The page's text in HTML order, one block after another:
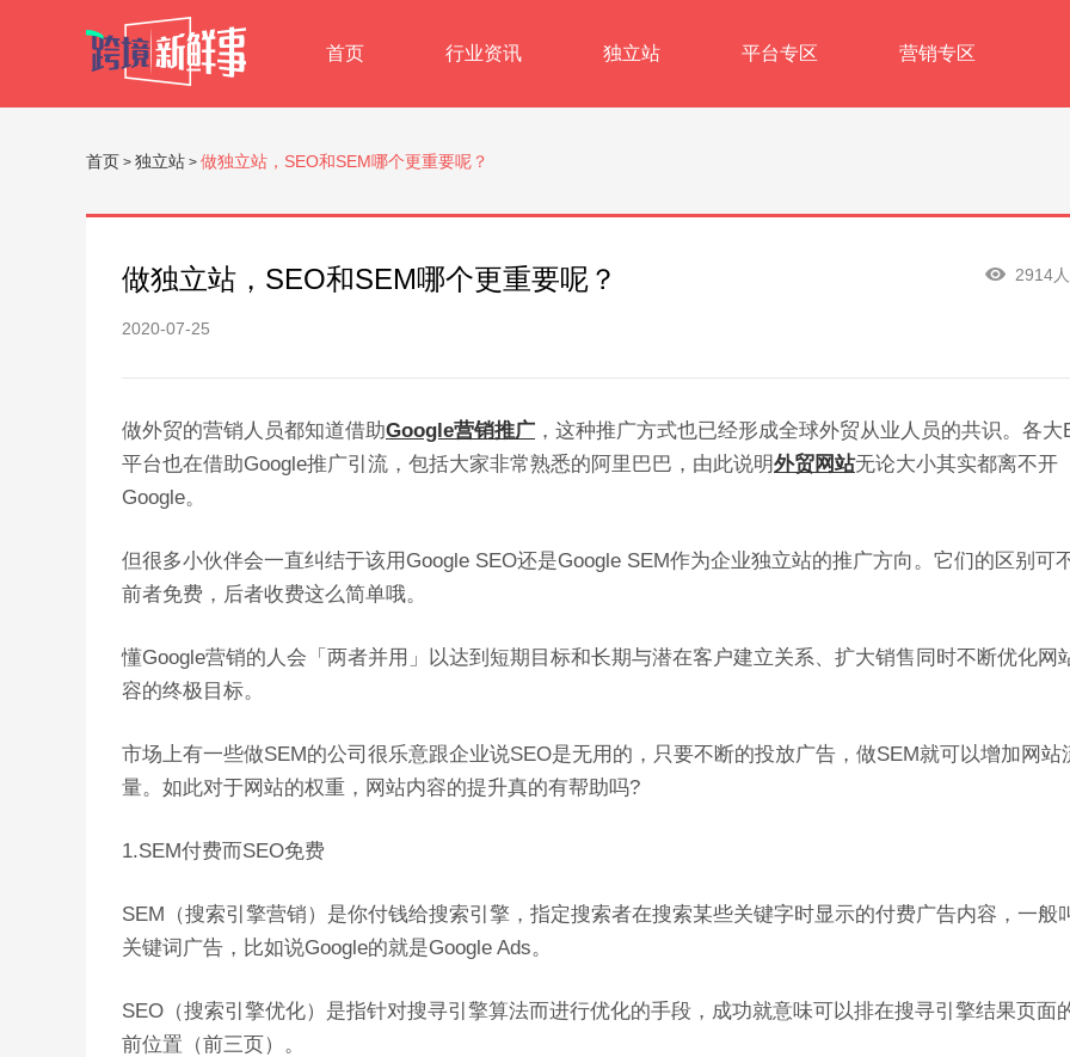
首页 行业资讯 独立站 平台专区 营销专区
首页 > 独立站 > 做独立站，SEO和SEM哪个更重要呢？
做独立站，SEO和SEM哪个更重要呢？
2020-07-25
2914
做外贸的营销人员都知道借助Google营销推广 ，这种推广方式也已经形成全球外贸从业人员的共识。各大
平台也在借助Google推广引流，包括大家非常熟悉的阿里巴巴，由此说明外贸网站无论大小其实都离不开
Google。
但很多小伙伴会一直纠结于该用Google SEO还是Google SEM作为企业独立站的推广方向。它们的区别可
前者免费，后者收费这么简单哦。
懂Google营销的人会「两者并用」以达到短期目标和长期与潜在客户建立关系、扩大销售同时不断优化网
容的终极目标。
市场上有一些做SEM的公司很乐意跟企业说SEO是无用的，只要不断的投放广告，做SEM就可以增加网站
量。如此对于网站的权重，网站内容的提升真的有帮助吗?
1.SEM付费而SEO免费
SEM（搜索引擎营销）是你付钱给搜索引擎，指定搜索者在搜索某些关键字时显示的付费广告内容，一般
关键词广告，比如说Google的就是Google Ads。
SEO（搜索引擎优化）是指针对搜寻引擎算法而进行优化的手段，成功就意味可以排在搜寻引擎结果页面
前位置（前三页）。